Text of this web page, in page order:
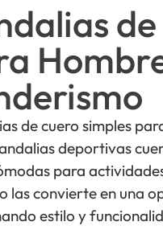
de cuero simples
deportivas
para
las convierte en una
estilo y